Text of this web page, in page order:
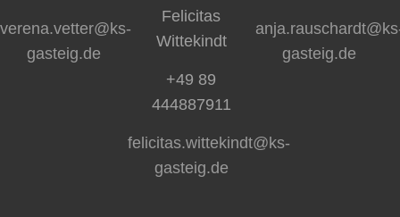
verena.vetter@ks-
gasteig.de
Felicitas
Wittekindt
+49 89
444887911
felicitas.wittekindt@ks-
gasteig.de
gasteig.de